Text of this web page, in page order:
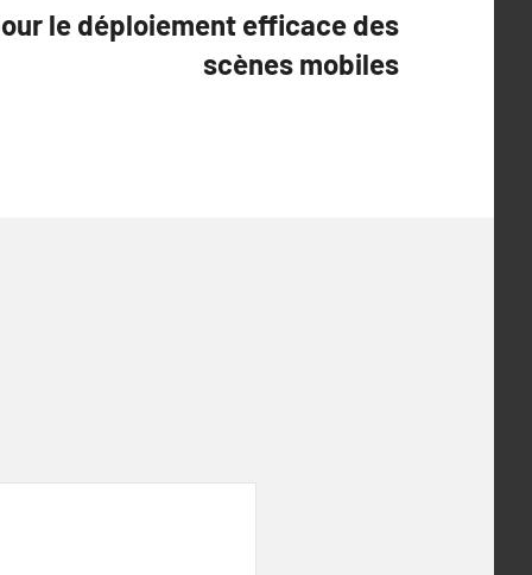
le déploiement efficace des
scènes mobiles